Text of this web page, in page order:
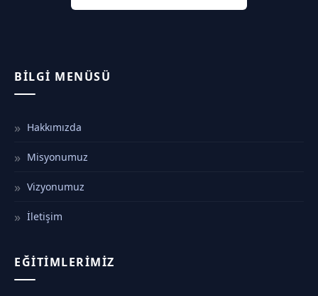
BILGI MENÜSÜ
Hakkımızda
Misyonumuz
Vizyonumuz
İletişim
EĞITIMLERIMIZ